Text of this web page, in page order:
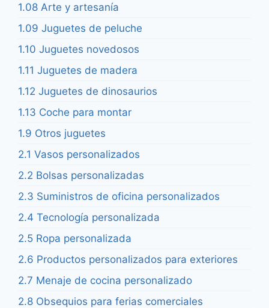
1.08 Arte y artesanía
1.09 Juguetes de peluche
1.10 Juguetes novedosos
1.11 Juguetes de madera
1.12 Juguetes de dinosaurios
1.13 Coche para montar
1.9 Otros juguetes
2.1 Vasos personalizados
2.2 Bolsas personalizadas
2.3 Suministros de oficina personalizados
2.4 Tecnología personalizada
2.5 Ropa personalizada
2.6 Productos personalizados para exteriores
2.7 Menaje de cocina personalizado
2.8 Obsequios para ferias comerciales